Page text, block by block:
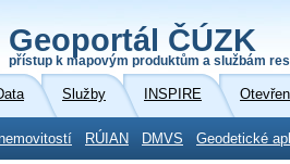
Geoportál ČÚZK
přístup k mapovým produktům a službám
Služby INSPIRE
RÚIAN DMVS Geodetické